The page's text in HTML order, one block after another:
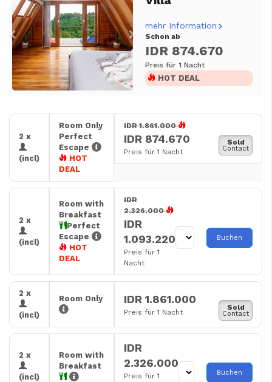
mehr Information
Schon ab
IDR 874.670
Preis für 1 Nacht
HOT DEAL
2 x
(incl)
Room Only
Perfect
Escape
HOT
DEAL
IDR 1.861.000
IDR 874.670
Preis für 1 Nacht
Sold
Contact
2 x
(incl)
Room with
Breakfast
Perfect
Escape
HOT
DEAL
IDR
2.326.000
IDR
1.093.220
Preis für 1
Nacht
Buchen
2 x
(incl)
Room Only IDR 1.861.000
Preis für 1 Nacht
Sold
Contact
2 x
(incl)
Room with
Breakfast
IDR
2.326.000
Preis für 1
Buchen